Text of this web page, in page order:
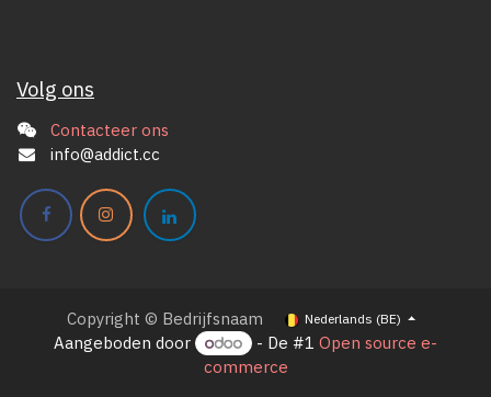
Volg ons
Contacteer ons
info@addict.cc
Copyright © Bedrijfsnaam Nederlands (BE)
Aangeboden door - De #1 Open source e-
commerce